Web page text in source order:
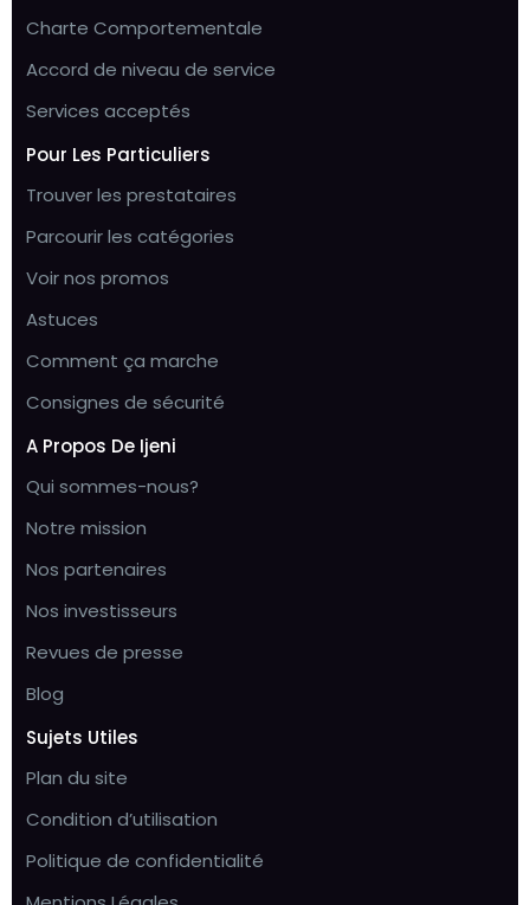
Charte Comportementale
Accord de niveau de service
Services acceptés
Pour Les Particuliers
Trouver les prestataires
Parcourir les catégories
Voir nos promos
Astuces
Comment ça marche
Consignes de sécurité
A Propos De Ijeni
Qui sommes-nous?
Notre mission
Nos partenaires
Nos investisseurs
Revues de presse
Blog
Sujets Utiles
Plan du site
Condition d’utilisation
Politique de confidentialité